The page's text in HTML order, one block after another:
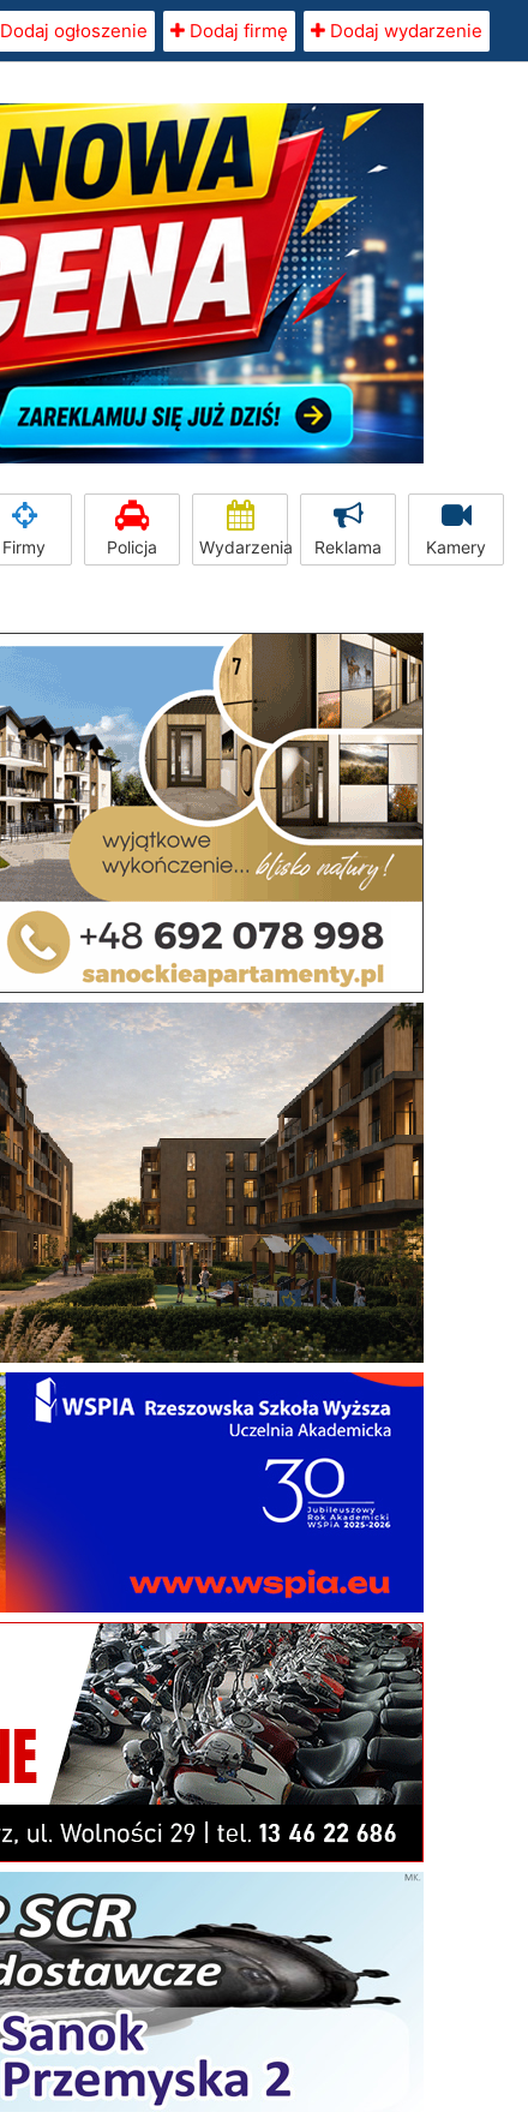
Dodaj ogłoszenie Dodaj firmę Dodaj wydarzenie
Firmy Policja Wydarzenia Reklama Kamery